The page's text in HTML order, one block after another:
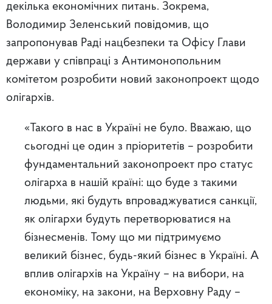
декілька економічних питань. Зокрема,
Володимир Зеленський повідомив, що
запропонував Раді нацбезпеки та Офісу Глави
держави у співпраці з Антимонопольним
комітетом розробити новий законопроект щодо
олігархів.
«Такого в нас в Україні не було. Вважаю, що
сьогодні це один з пріоритетів – розробити
фундаментальний законопроект про статус
олігарха в нашій країні: що буде з такими
людьми, які будуть впроваджуватися санкції,
як олігархи будуть перетворюватися на
бізнесменів. Тому що ми підтримуємо
великий бізнес, будь-який бізнес в Україні. А
вплив олігархів на Україну – на вибори, на
економіку, на закони, на Верховну Раду –